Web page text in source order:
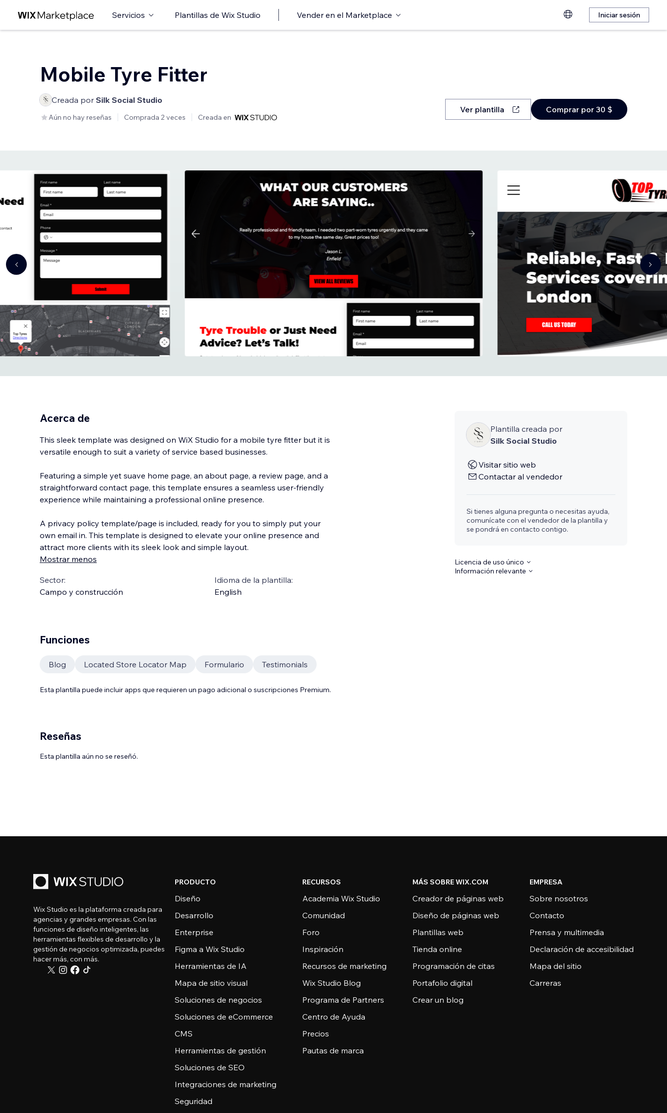
Servicios Plantillas de Wix Studio Vender en el Marketplace Iniciar sesión
Mobile Tyre Fitter
Creada por Silk Social Studio
Aún no hay reseñas Comprada 2 veces Creada en
Ver plantilla Comprar por 30 $
Acerca de
This sleek template was designed on WiX Studio for a mobile tyre fitter but it is
versatile enough to suit a variety of service based businesses.
Featuring a simple yet suave home page, an about page, a review page, and a
straightforward contact page, this template ensures a seamless user-friendly
experience while maintaining a professional online presence.
A privacy policy template/page is included, ready for you to simply put your
own email in. This template is designed to elevate your online presence and
attract more clients with its sleek look and simple layout.
Mostrar menos
Sector:
Campo y construcción
Idioma de la plantilla:
English
Plantilla creada por
Silk Social Studio
Visitar sitio web
Contactar al vendedor
Si tienes alguna pregunta o necesitas ayuda,
comunícate con el vendedor de la plantilla y
se pondrá en contacto contigo.
Licencia de uso único
Información relevante
Funciones
Blog Located Store Locator Map Formulario Testimonials
Esta plantilla puede incluir apps que requieren un pago adicional o suscripciones Premium.
Reseñas
Esta plantilla aún no se reseñó.
Wix Studio es la plataforma creada para
agencias y grandes empresas. Con las
funciones de diseño inteligentes, las
herramientas flexibles de desarrollo y la
gestión de negocios optimizada, puedes
hacer más, con más.
PRODUCTO
Diseño
Desarrollo
Enterprise
Figma a Wix Studio
Herramientas de IA
Mapa de sitio visual
Soluciones de negocios
Soluciones de eCommerce
CMS
Herramientas de gestión
Soluciones de SEO
Integraciones de marketing
Seguridad
RECURSOS
Academia Wix Studio
Comunidad
Foro
Inspiración
Recursos de marketing
Wix Studio Blog
Programa de Partners
Centro de Ayuda
Precios
Pautas de marca
MÁS SOBRE WIX.COM
Creador de páginas web
Diseño de páginas web
Plantillas web
Tienda online
Programación de citas
Portafolio digital
Crear un blog
EMPRESA
Sobre nosotros
Contacto
Prensa y multimedia
Declaración de accesibilidad
Mapa del sitio
Carreras